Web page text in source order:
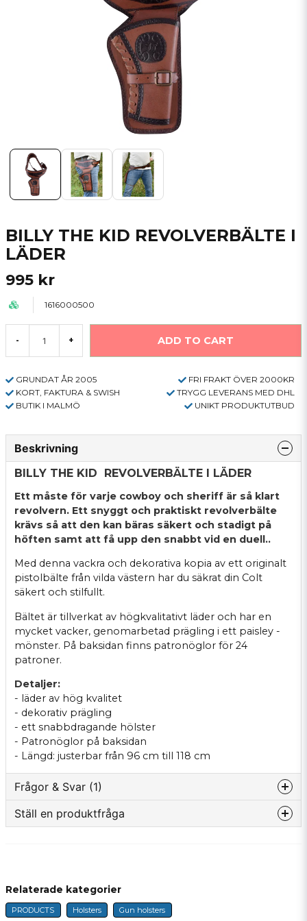
BILLY THE KID REVOLVERBÄLTE I
LÄDER
995 kr
1616000500
- + ADD TO CART
GRUNDAT ÅR 2005
FRI FRAKT ÖVER 2000KR
KORT, FAKTURA & SWISH
TRYGG LEVERANS MED DHL
BUTIK I MALMÖ
UNIKT PRODUKTUTBUD
Beskrivning
BILLY THE KID REVOLVERBÄLTE I LÄDER
Ett måste för varje cowboy och sheriff är så klart
revolvern. Ett snyggt och praktiskt revolverbälte
krävs så att den kan bäras säkert och stadigt på
höften samt att få upp den snabbt vid en duell..
Med denna vackra och dekorativa kopia av ett originalt
pistolbälte från vilda västern har du säkrat din Colt
säkert och stilfullt.
Bältet är tillverkat av högkvalitativt läder och har en
mycket vacker, genomarbetad prägling i ett paisley -
mönster. På baksidan finns patronöglor för 24
patroner.
Detaljer:
- läder av hög kvalitet
- dekorativ prägling
- ett snabbdragande hölster
- Patronöglor på baksidan
- Längd: justerbar från 96 cm till 118 cm
Frågor & Svar (1)
Hej!
Du kan välja dessa i länken, de passar i bältet. När
de väl sitter i bältet ser man inte att det är
Ställ en produktfråga
name
Relaterade kategorier
PRODUCTS Holsters Gun holsters